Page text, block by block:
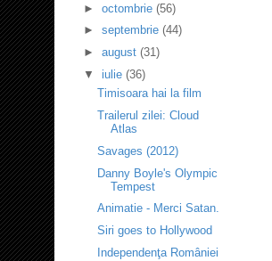
► octombrie (56)
► septembrie (44)
► august (31)
▼ iulie (36)
Timisoara hai la film
Trailerul zilei: Cloud
Atlas
Savages (2012)
Danny Boyle's Olympic
Tempest
Animatie - Merci Satan.
Siri goes to Hollywood
Independenţa României